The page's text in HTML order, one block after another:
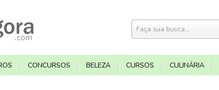
CONCURSOS BELEZA CURSOS CULINÁRIA